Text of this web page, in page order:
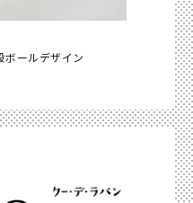
ボールデザイン